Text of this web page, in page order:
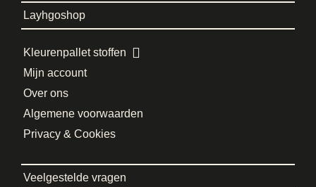
Layhgoshop
Kleurenpallet stoffen
Mijn account
Over ons
Algemene voorwaarden
Privacy & Cookies
Veelgestelde vragen